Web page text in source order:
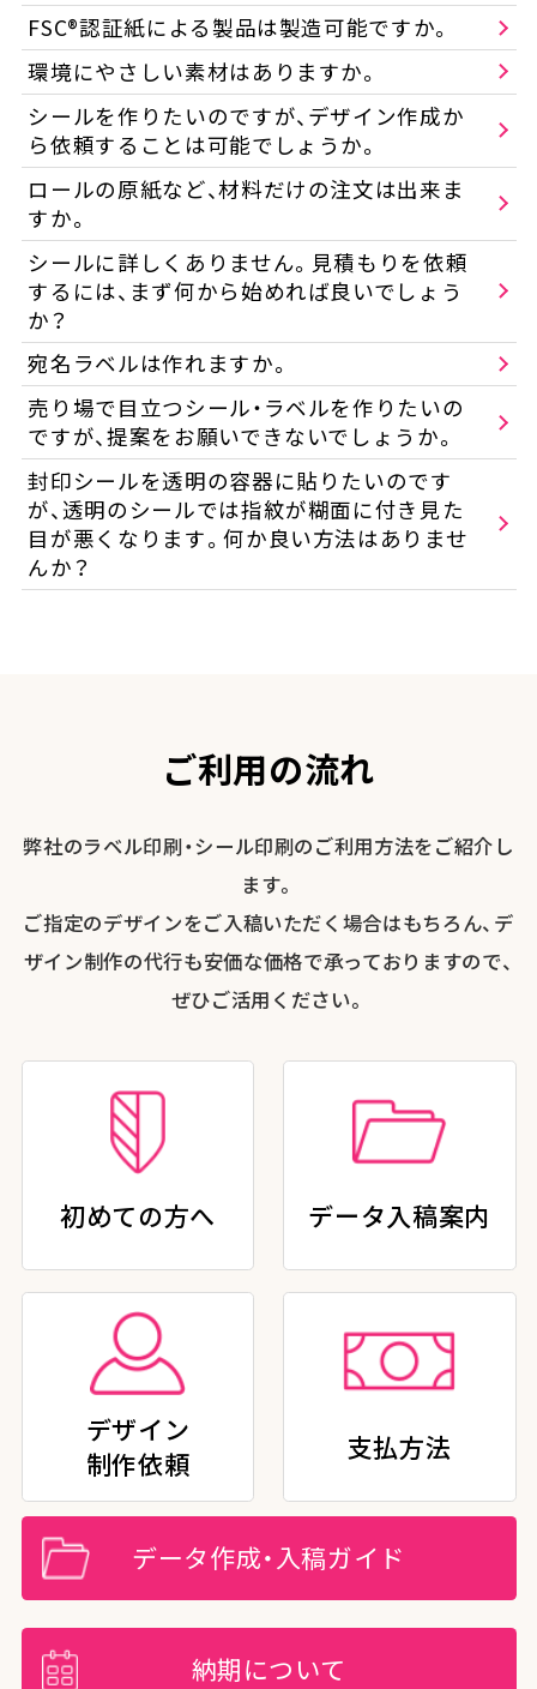
FSC®認証紙による製品は製造可能ですか。
環境にやさしい素材はありますか。
シールを作りたいのですが、デザイン作成か
ら依頼することは可能でしょうか。
ロールの原紙など、材料だけの注文は出来ま
すか。
シールに詳しくありません。見積もりを依頼
するには、まず何から始めれば良いでしょう
か？
宛名ラベルは作れますか。
売り場で目立つシール・ラベルを作りたいの
ですが、提案をお願いできないでしょうか。
封印シールを透明の容器に貼りたいのです
が、透明のシールでは指紋が糊面に付き見た
目が悪くなります。何か良い方法はありませ
んか？
ご利用の流れ
弊社のラベル印刷・シール印刷のご利用方法をご紹介し
ます。
ご指定のデザインをご入稿いただく場合はもちろん、デ
ザイン制作の代行も安価な価格で承っておりますので、
ぜひご活用ください。
初めての方へ データ入稿案内
デザイン
制作依頼
支払方法
データ作成・入稿ガイド
納期について